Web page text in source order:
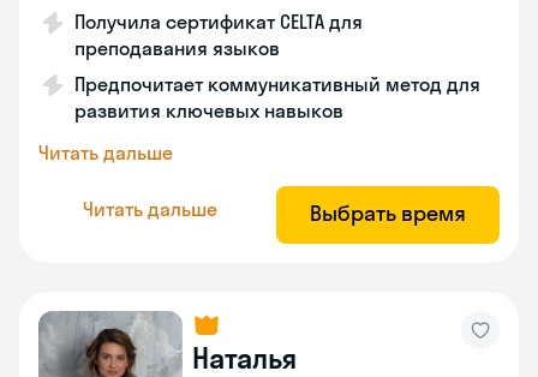
Получила сертификат CELTA для
преподавания языков
Предпочитает коммуникативный метод для
развития ключевых навыков
Читать дальше
Читать дальше Выбрать время
Наталья